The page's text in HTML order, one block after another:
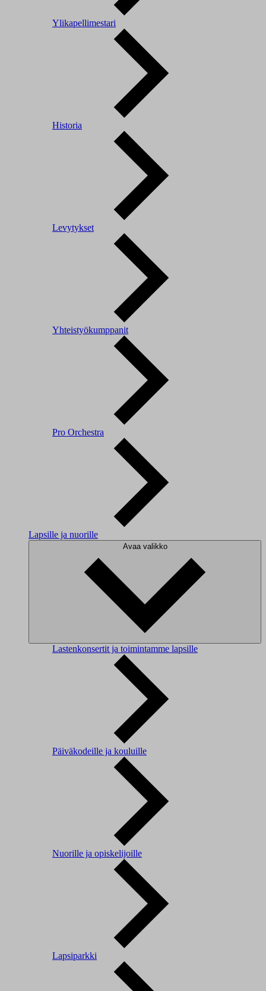
Ylikapellimestari
Historia
Levytykset
Yhteistyökumppanit
Pro Orchestra
Lapsille ja nuorille
Avaa valikko
Lastenkonsertit ja toimintamme lapsille
Päiväkodeille ja kouluille
Nuorille ja opiskelijoille
Lapsiparkki